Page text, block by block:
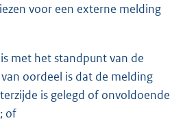
voor een externe melding
met het standpunt van de
oordeel is dat de melding
is gelegd of onvoldoende
of